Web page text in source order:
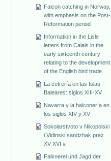
Falcon catching in Norway,
with emphasis on the Post-
Reformation period
Information in the Lisle
letters from Calais in the
early sixteenth century
relating to the development
of the English bird trade
La cetrería en las Islas
Baleares: siglos XIII-XV
Navarra y la halconería en
los siglos XIV y XV
Sokolarstvoto v Nikopolski
i Vidinski sandzhak prez
XV-XVI v.
Falknerei und Jagd der